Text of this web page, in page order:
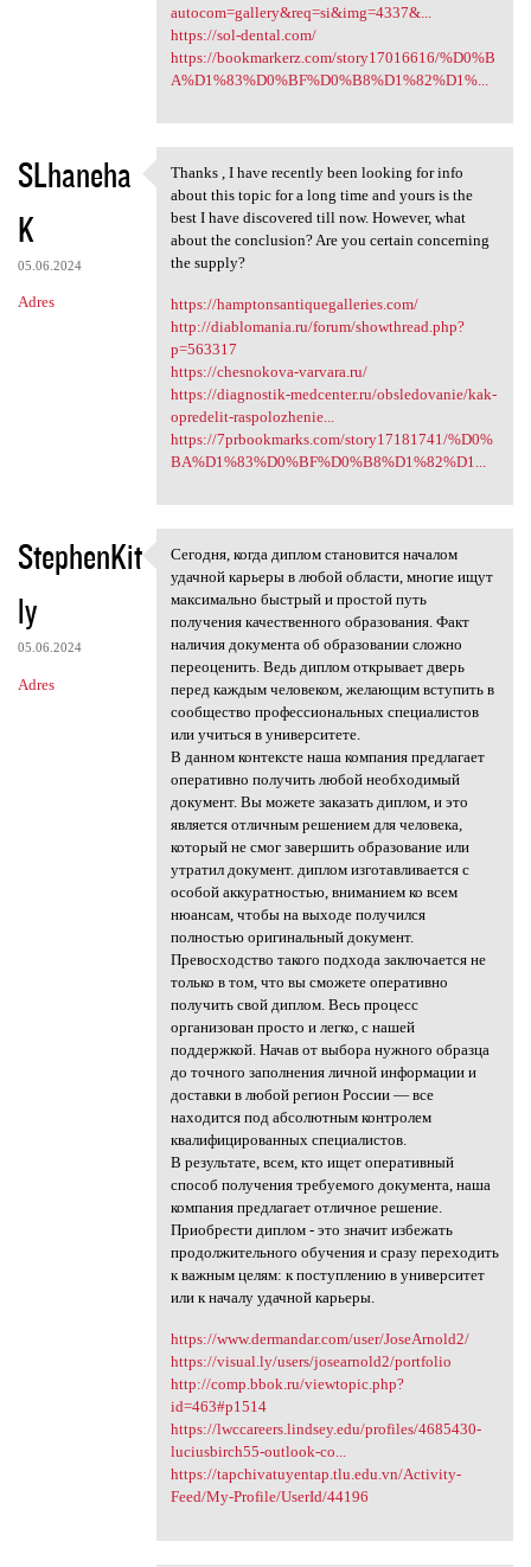
autocom=gallery&req=si&img=4337&...
https://sol-dental.com/
https://bookmarkerz.com/story17016616/%D0%B
A%D1%83%D0%BF%D0%B8%D1%82%D1%...
SLhaneha
K
05.06.2024
Adres
Thanks , I have recently been
Thanks , I have recently been looking for info
about this topic for a long time and yours is the
best I have discovered till now. However, what
about the conclusion? Are you certain concerning
the supply?
https://hamptonsantiquegalleries.com/
http://diablomania.ru/forum/showthread.php?
p=563317
https://chesnokova-varvara.ru/
https://diagnostik-medcenter.ru/obsledovanie/kak-
opredelit-raspolozhenie...
https://7prbookmarks.com/story17181741/%D0%
BA%D1%83%D0%BF%D0%B8%D1%82%D1...
StephenKit
ly
05.06.2024
Adres
Сегодня, когда диплом
Сегодня, когда диплом становится началом
удачной карьеры в любой области, многие ищут
максимально быстрый и простой путь
получения качественного образования. Факт
наличия документа об образовании сложно
переоценить. Ведь диплом открывает дверь
перед каждым человеком, желающим вступить в
сообщество профессиональных специалистов
или учиться в университете.
В данном контексте наша компания предлагает
оперативно получить любой необходимый
документ. Вы можете заказать диплом, и это
является отличным решением для человека,
который не смог завершить образование или
утратил документ. диплом изготавливается с
особой аккуратностью, вниманием ко всем
нюансам, чтобы на выходе получился
полностью оригинальный документ.
Превосходство такого подхода заключается не
только в том, что вы сможете оперативно
получить свой диплом. Весь процесс
организован просто и легко, с нашей
поддержкой. Начав от выбора нужного образца
до точного заполнения личной информации и
доставки в любой регион России — все
находится под абсолютным контролем
квалифицированных специалистов.
В результате, всем, кто ищет оперативный
способ получения требуемого документа, наша
компания предлагает отличное решение.
Приобрести диплом - это значит избежать
продолжительного обучения и сразу переходить
к важным целям: к поступлению в университет
или к началу удачной карьеры.
https://www.dermandar.com/user/JoseArnold2/
https://visual.ly/users/josearnold2/portfolio
http://comp.bbok.ru/viewtopic.php?
id=463#p1514
https://lwccareers.lindsey.edu/profiles/4685430-
luciusbirch55-outlook-co...
https://tapchivatuyentap.tlu.edu.vn/Activity-
Feed/My-Profile/UserId/44196